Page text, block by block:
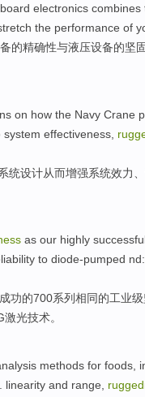
electronics combines
the performance of
的精确性与液压设备的坚
on how the Navy Crane
system effectiveness
统设计从而增强系统效力
as our highly
to diode-pumped nd:
成功的700系列相同的工业级
激光技术。
methods for foods ,
linearity and range